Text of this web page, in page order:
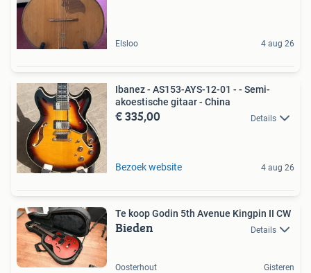
Elsloo 4 aug 26
Ibanez - AS153-AYS-12-01 - - Semi-
akoestische gitaar - China
€ 335,00 Details
Bezoek website 4 aug 26
Te koop Godin 5th Avenue Kingpin II CW
Bieden Details
Oosterhout Gisteren